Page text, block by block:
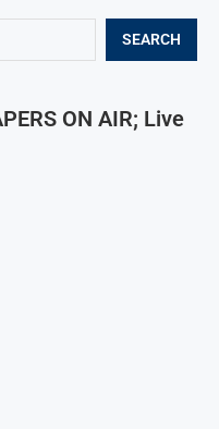
SEARCH
ON AIR; Live